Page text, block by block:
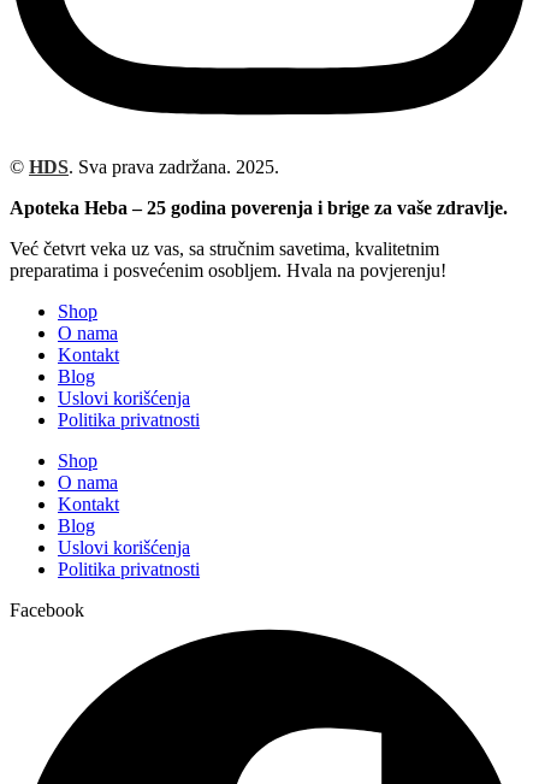
© HDS. Sva prava zadržana. 2025.
Apoteka Heba – 25 godina poverenja i brige za vaše zdravlje.
Već četvrt veka uz vas, sa stručnim savetima, kvalitetnim
preparatima i posvećenim osobljem. Hvala na povjerenju!
Shop
O nama
Kontakt
Blog
Uslovi korišćenja
Politika privatnosti
Shop
O nama
Kontakt
Blog
Uslovi korišćenja
Politika privatnosti
Facebook